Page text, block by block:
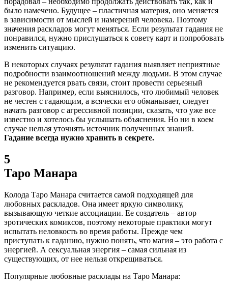
было намечено. Будущее – пластичная материя, оно меняется
в зависимости от мыслей и намерений человека. Поэтому
значения раскладов могут меняться. Если результат гадания не
понравился, нужно прислушаться к совету карт и попробовать
изменить ситуацию.
В некоторых случаях результат гадания выявляет неприятные
подробности взаимоотношений между людьми. В этом случае
не рекомендуется рвать связи, стоит провести серьезный
разговор. Например, если выяснилось, что любимый человек
не честен с гадающим, а всячески его обманывает, следует
начать разговор с агрессивной позиции, сказать, что уже все
известно и хотелось бы услышать объяснения. Но ни в коем
случае нельзя уточнять источник полученных знаний.
Гадание всегда нужно хранить в секрете.
5
Таро Манара
Колода Таро Манара считается самой подходящей для
любовных раскладов. Она имеет яркую символику,
вызывающую четкие ассоциации. Ее создатель – автор
эротических комиксов, поэтому некоторые практики могут
испытать неловкость во время работы. Прежде чем
приступать к гаданию, нужно понять, что магия – это работа с
энергией. А сексуальная энергия – самая сильная из
существующих, от нее нельзя открещиваться.
Популярные любовные расклады на Таро Манара: